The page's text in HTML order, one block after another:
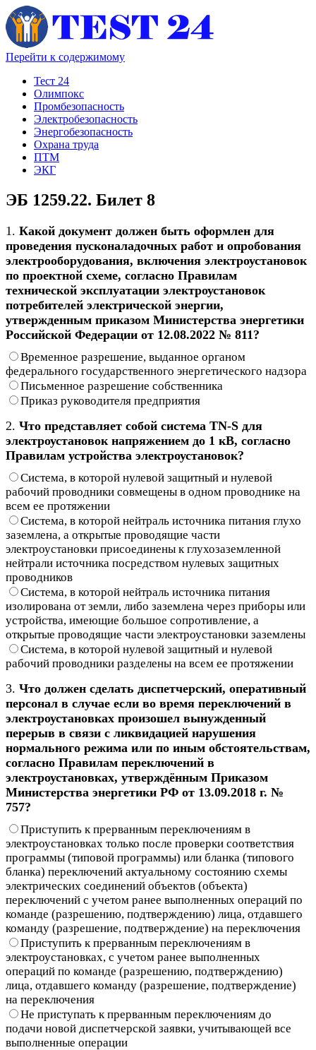
Перейти к содержимому
Тест 24
Олимпокс
Промбезопасность
Электробезопасность
Энергобезопасность
Охрана труда
ПТМ
ЭКГ
ЭБ 1259.22. Билет 8
1. Какой документ должен быть оформлен для
проведения пусконаладочных работ и опробования
электрооборудования, включения электроустановок
по проектной схеме, согласно Правилам
технической эксплуатации электроустановок
потребителей электрической энергии,
утвержденным приказом Министерства энергетики
Российской Федерации от 12.08.2022 № 811?
Временное разрешение, выданное органом
федерального государственного энергетического надзора
Письменное разрешение собственника
Приказ руководителя предприятия
2. Что представляет собой система TN-S для
электроустановок напряжением до 1 кВ, согласно
Правилам устройства электроустановок?
Система, в которой нулевой защитный и нулевой
рабочий проводники совмещены в одном проводнике на
всем ее протяжении
Система, в которой нейтраль источника питания глухо
заземлена, а открытые проводящие части
электроустановки присоединены к глухозаземленной
нейтрали источника посредством нулевых защитных
проводников
Система, в которой нейтраль источника питания
изолирована от земли, либо заземлена через приборы или
устройства, имеющие большое сопротивление, а
открытые проводящие части электроустановки заземлены
Система, в которой нулевой защитный и нулевой
рабочий проводники разделены на всем ее протяжении
3. Что должен сделать диспетчерский, оперативный
персонал в случае если во время переключений в
электроустановках произошел вынужденный
перерыв в связи с ликвидацией нарушения
нормального режима или по иным обстоятельствам,
согласно Правилам переключений в
электроустановках, утверждённым Приказом
Министерства энергетики РФ от 13.09.2018 г. №
757?
Приступить к прерванным переключениям в
электроустановках только после проверки соответствия
программы (типовой программы) или бланка (типового
бланка) переключений актуальному состоянию схемы
электрических соединений объектов (объекта)
переключений с учетом ранее выполненных операций по
команде (разрешению, подтверждению) лица, отдавшего
команду (разрешение, подтверждение) на переключения
Приступить к прерванным переключениям в
электроустановках, с учетом ранее выполненных
операций по команде (разрешению, подтверждению)
лица, отдавшего команду (разрешение, подтверждение)
на переключения
Не приступать к прерванным переключениям до
подачи новой диспетчерской заявки, учитывающей все
выполненные операции